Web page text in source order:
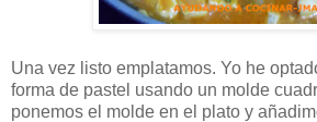
Una vez listo emplatamos. Yo he
forma de pastel usando un molde
ponemos el molde en el plato y